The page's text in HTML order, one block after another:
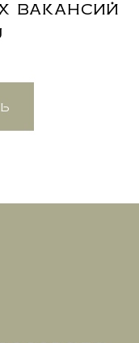
вакансий